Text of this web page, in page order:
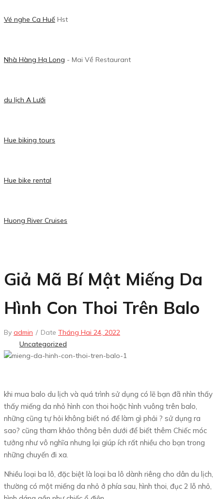
Vé nghe Ca Huế Hst
Nhà Hàng Hạ Long - Mai Về Restaurant
du lịch A Lưới
Hue biking tours
Hue bike rental
Huong River Cruises
Giả Mã Bí Mật Miếng Da
Hình Con Thoi Trên Balo
By admin / Date Tháng Hai 24, 2022
Uncategorized
khi mua balo du lịch và quá trình sử dụng có lẽ bạn đã nhìn thấy
thấy miếng da nhỏ hình con thoi hoặc hình vuông trên balo,
những cũng tự hỏi không biết nó để làm gì phải ? sử dụng ra
sao? cũng tham khảo thông bên dưới để biết thêm Chiếc móc
tưởng như vô nghĩa nhưng lại giúp ích rất nhiều cho bạn trong
những chuyến đi xa.
Nhiều loại ba lô, đặc biệt là loại ba lô dành riêng cho dân du lịch,
thường có một miếng da nhỏ ở phía sau, hình thoi, đục 2 lỗ nhỏ,